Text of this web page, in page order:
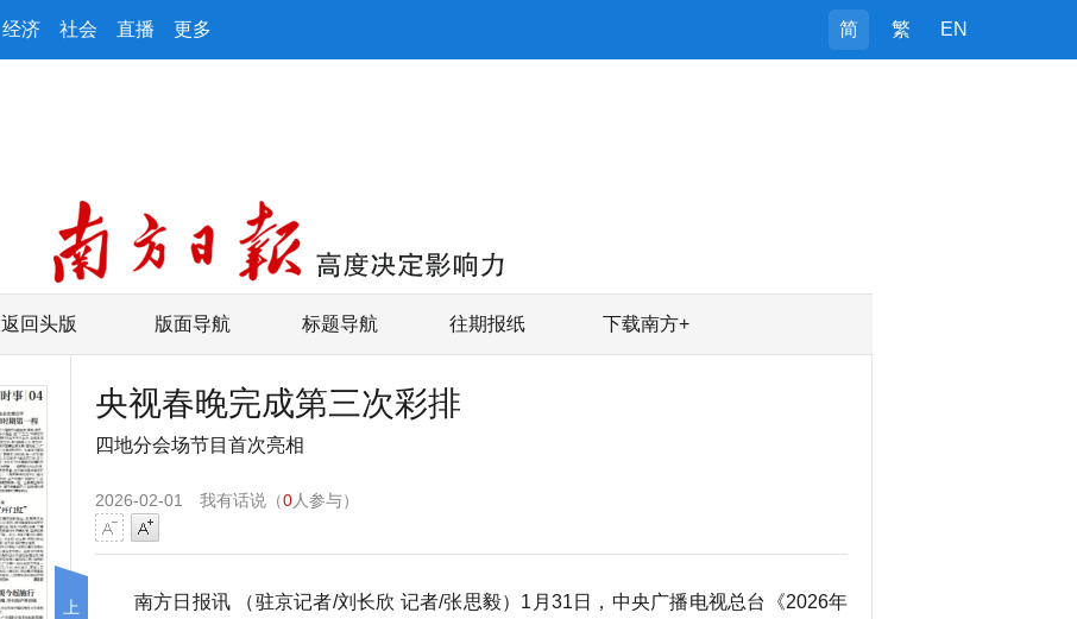
经济 社会 直播 更多 简 繁 EN
返回头版 版面导航 标题导航 往期报纸 下载南方+
上
央视春晚完成第三次彩排
四地分会场节目首次亮相
2026-02-01 我有话说（0人参与）
南方日报讯 （驻京记者/刘长欣 记者/张思毅）1月31日，中央广播电视总台《2026年